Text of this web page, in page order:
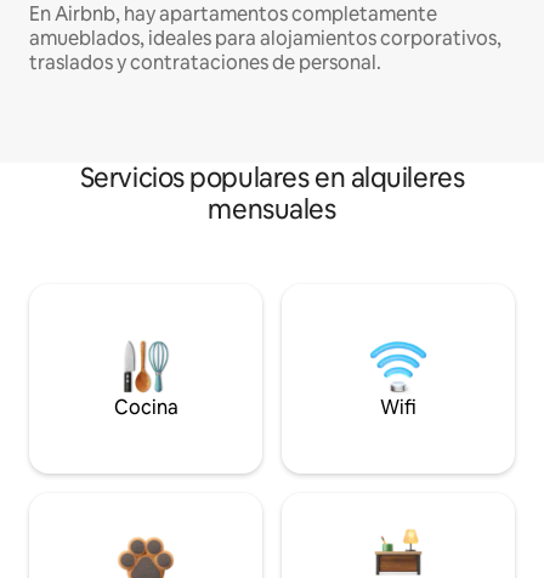
En Airbnb, hay apartamentos completamente
amueblados, ideales para alojamientos corporativos,
traslados y contrataciones de personal.
Servicios populares en alquileres
mensuales
Cocina Wifi